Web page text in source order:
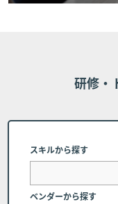
理受講者にてコー
た連絡先にご相談
者に帰属するコー
できかねる場合、
研修・
スキルから探す
ベンダーから探す